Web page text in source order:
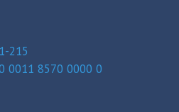
215
0011 8570 0000 0